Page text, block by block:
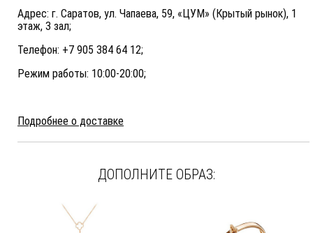
Адрес: г. Саратов, ул. Чапаева, 59, «ЦУМ» (Крытый рынок), 1
этаж, 3 зал;
Телефон: +7 905 384 64 12;
Режим работы: 10:00-20:00;
Подробнее о доставке
ДОПОЛНИТЕ ОБРАЗ: